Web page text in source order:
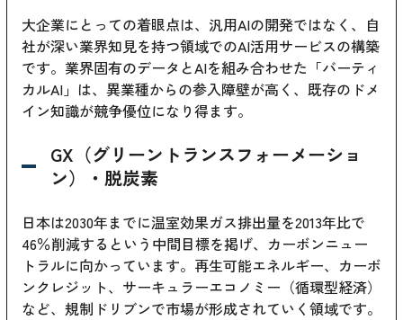
大企業にとっての着眼点は、汎用AIの開発ではなく、自
社が深い業界知見を持つ領域でのAI活用サービスの構築
です。業界固有のデータとAIを組み合わせた「バーティ
カルAI」は、異業種からの参入障壁が高く、既存のドメ
イン知識が競争優位になり得ます。
GX（グリーントランスフォーメーショ
ン）・脱炭素
日本は2030年までに温室効果ガス排出量を2013年比で
46％削減するという中間目標を掲げ、カーボンニュー
トラルに向かっています。再生可能エネルギー、カーボ
ンクレジット、サーキュラーエコノミー（循環型経済）
など、規制ドリブンで市場が形成されていく領域です。